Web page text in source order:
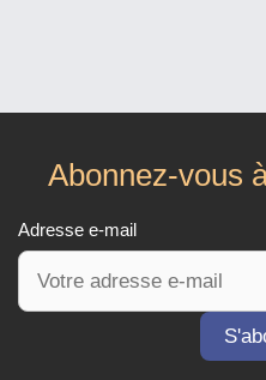
Abonnez-vous
Adresse e-mail